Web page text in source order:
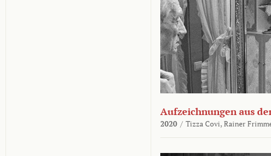
Aufzeichnungen aus
2020 / Tizza Covi, Rainer